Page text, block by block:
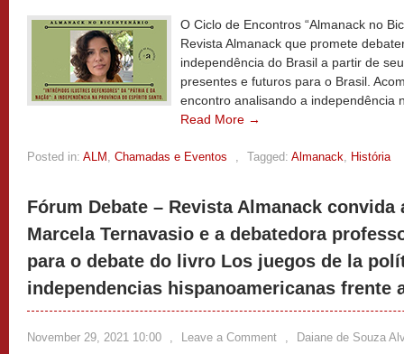
O Ciclo de Encontros “Almanack no
Revista Almanack que promete
independência do Brasil a partir de
presentes e futuros para o Brasil.
encontro analisando a independência
Read More →
Posted in: ALM , Chamadas e Eventos , Tagged: Almanack, História
Fórum Debate – Revista Almanack convida
Marcela Ternavasio e a debatedora
para o debate do livro Los juegos de la
independencias hispanoamericanas frente
November 29, 2021 10:00 , Leave a Comment , Daiane de Souza